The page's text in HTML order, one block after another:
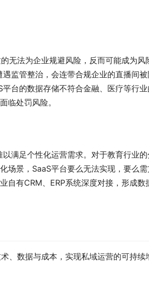
无法为企业规避风险，反而可能成为风
监管整治，会连带合规企业的直播间被
台的数据存储不符合金融、医疗等行业
临处罚风险。
满足个性化运营需求。对于教育行业的
场景，SaaS平台要么无法实现，要么需
自有CRM、ERP系统深度对接，形成数
、数据与成本，实现私域运营的可持续